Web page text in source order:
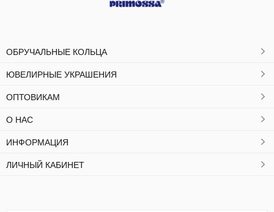
ОБРУЧАЛЬНЫЕ КОЛЬЦА
ЮВЕЛИРНЫЕ УКРАШЕНИЯ
ОПТОВИКАМ
О НАС
ИНФОРМАЦИЯ
ЛИЧНЫЙ КАБИНЕТ